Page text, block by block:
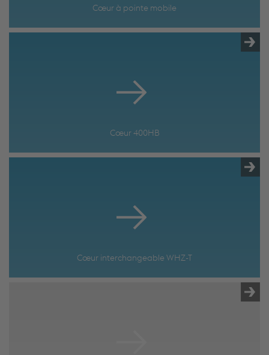
Cœur à pointe mobile
Cœur 400HB
Cœur interchangeable WHZ-T